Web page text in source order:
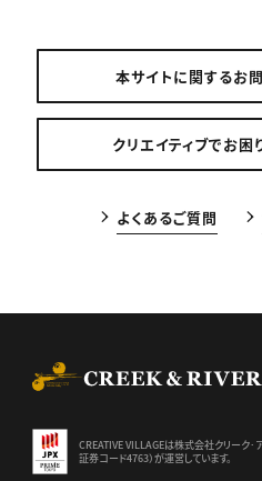
本サイトに関するお
クリエイティブでお困
よくあるご質問
CREATIVE VILLAGEは株式会社クリーク･
証券コード4763）が運営しています。